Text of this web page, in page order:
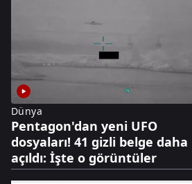
Dünya
Pentagon'dan yeni UFO
dosyaları! 41 gizli belge daha
açıldı: İşte o görüntüler